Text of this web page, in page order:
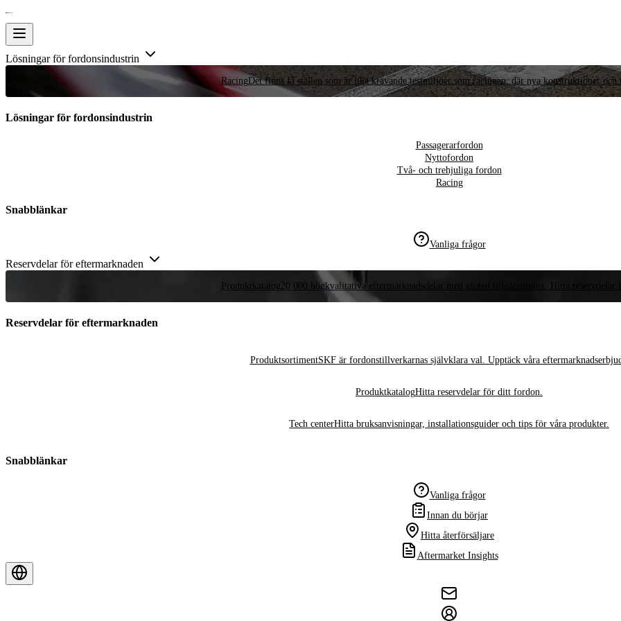
Lösningar för fordonsindustrin
RacingDet finns få ställen som är lika krävande testmiljöer som racingen, där nya konstruktioner och
Lösningar för fordonsindustrin
Passagerarfordon
Nyttofordon
Två- och trehjuliga fordon
Racing
Snabblänkar
Vanliga frågor
Reservdelar för eftermarknaden
Produktkatalog20 000 högkvalitativa eftermarknadsdelar med global tillgänglighet. Hitta reservdelar
Reservdelar för eftermarknaden
ProduktsortimentSKF är fordonstillverkarnas självklara val. Upptäck våra
ProduktkatalogHitta reservdelar för ditt fordon.
Tech centerHitta bruksanvisningar, installationsguider och tips för våra produkter.
Snabblänkar
Vanliga frågor
Innan du börjar
Hitta återförsäljare
Aftermarket Insights